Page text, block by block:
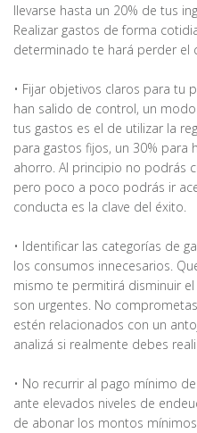
llevarse hasta un 20% de tus
Realizar gastos de forma
determinado te hará perder el
• Fijar objetivos claros para tu
han salido de control, un
tus gastos es el de utilizar la
para gastos fijos, un 30% para
ahorro. Al principio no podrás
pero poco a poco podrás ir
conducta es la clave del éxito.
• Identificar las categorías de
los consumos innecesarios.
mismo te permitirá disminuir
son urgentes. No
estén relacionados con un
analizá si realmente debes
• No recurrir al pago mínimo
ante elevados niveles de
de abonar los montos